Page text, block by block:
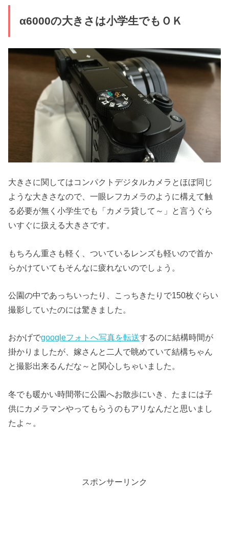
α6000の大きさは小学生でもＯＫ
大きさに関してはコンパクトデジタルカメラとほぼ同じ
ような大きさなので、一眼レフカメラのように構えて触
る必要が無く小学生でも「カメラ貸して～」と言うぐら
いすぐに扱える大きさです。
もちろん重さも軽く、ついているレンズも軽いので首か
らかけていてもそんなに疲れないのでしょう。
公園の中であっちいったり、こっちきたりで150枚ぐらい
撮影していたのには驚きました。
おかげでgoogleフォトへ写真を転送するのに結構時間が
掛かりましたが、嫁さんと二人で眺めていて結構ちゃん
と撮影出来るんだな～と関心しちゃいました。
冬でも暖かい時間帯に公園へお散歩にいき、たまには子
供にカメラマンやってもらうのもアリなんだと思いまし
たよ～。
スポンサーリンク